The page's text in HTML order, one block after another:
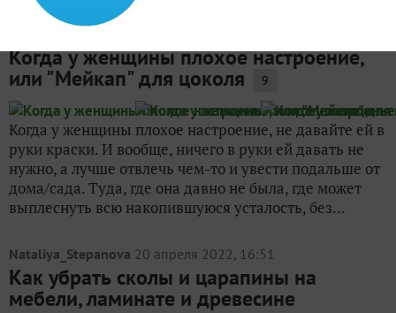
Bernata 1 сентября 2023, 08:32
Когда у женщины плохое настроение,
или "Мейкап" для цоколя 9
Когда у женщины плохое настроение, не давайте ей в
руки краски. И вообще, ничего в руки ей давать не
нужно, а лучше отвлечь чем-то и увести подальше от
дома/сада. Туда, где она давно не была, где может
выплеснуть всю накопившуюся усталость, без...
Nataliya_Stepanova 20 апреля 2022, 16:51
Как убрать сколы и царапины на
мебели, ламинате и древесине